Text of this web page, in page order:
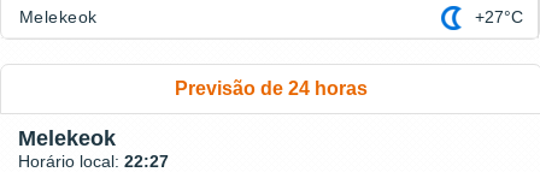
Melekeok +27°C
Previsão de 24 horas
Melekeok
Horário local: 22:27